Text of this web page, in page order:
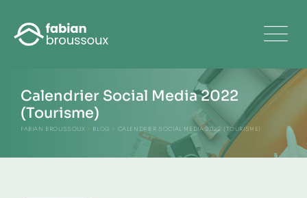
Calendrier Social Media 2022
(Tourisme)
FABIAN BROUSSOUX > BLOG > CALENDRIER SOCIAL MEDIA 2022 (TOURISME)